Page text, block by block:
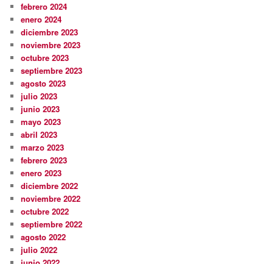
febrero 2024
enero 2024
diciembre 2023
noviembre 2023
octubre 2023
septiembre 2023
agosto 2023
julio 2023
junio 2023
mayo 2023
abril 2023
marzo 2023
febrero 2023
enero 2023
diciembre 2022
noviembre 2022
octubre 2022
septiembre 2022
agosto 2022
julio 2022